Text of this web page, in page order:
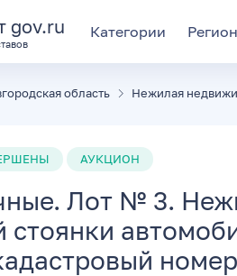
gov.ru Категории
область Нежилая
АУКЦИОН
Лот № 3.
стоянки